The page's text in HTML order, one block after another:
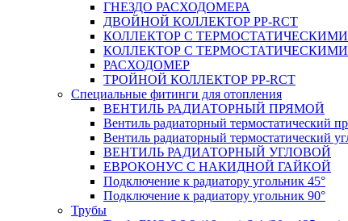
ГНЕЗДО РАСХОДОМЕРА
ДВОЙНОЙ КОЛЛЕКТОР PP-RCT
КОЛЛЕКТОР С
КОЛЛЕКТОР С
РАСХОДОМЕР
ТРОЙНОЙ КОЛЛЕКТОР PP-RCT
Специальные фитинги для отопления
ВЕНТИЛЬ РАДИАТОРНЫЙ ПРЯМОЙ
Вентиль радиаторный термостатический
Вентиль радиаторный термостатический
ВЕНТИЛЬ РАДИАТОРНЫЙ УГЛОВОЙ
ЕВРОКОНУС С НАКИДНОЙ ГАЙКОЙ
Подключение к радиатору угольник 45°
Подключение к радиатору угольник 90°
Трубы